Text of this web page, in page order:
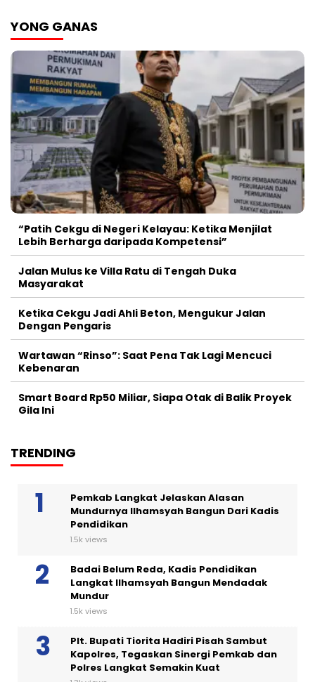
YONG GANAS
“Patih Cekgu di Negeri Kelayau: Ketika Menjilat
Lebih Berharga daripada Kompetensi”
Jalan Mulus ke Villa Ratu di Tengah Duka
Masyarakat
Ketika Cekgu Jadi Ahli Beton, Mengukur Jalan
Dengan Pengaris
Wartawan “Rinso”: Saat Pena Tak Lagi Mencuci
Kebenaran
Smart Board Rp50 Miliar, Siapa Otak di Balik Proyek
Gila Ini
TRENDING
Pemkab Langkat Jelaskan Alasan
Mundurnya Ilhamsyah Bangun Dari Kadis
Pendidikan
1.5k views
Badai Belum Reda, Kadis Pendidikan
Langkat Ilhamsyah Bangun Mendadak
Mundur
1.5k views
Plt. Bupati Tiorita Hadiri Pisah Sambut
Kapolres, Tegaskan Sinergi Pemkab dan
Polres Langkat Semakin Kuat